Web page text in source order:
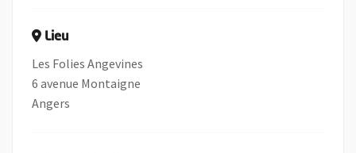
Lieu
Les Folies Angevines
6 avenue Montaigne
Angers